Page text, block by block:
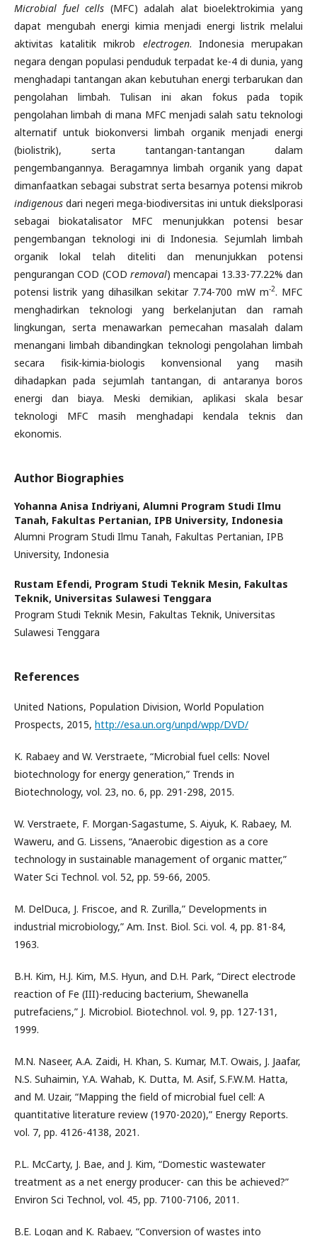
Microbial fuel cells (MFC) adalah alat bioelektrokimia yang
dapat mengubah energi kimia menjadi energi listrik melalui
aktivitas katalitik mikrob electrogen. Indonesia merupakan
negara dengan populasi penduduk terpadat ke-4 di dunia, yang
menghadapi tantangan akan kebutuhan energi terbarukan dan
pengolahan limbah. Tulisan ini akan fokus pada topik
pengolahan limbah di mana MFC menjadi salah satu teknologi
alternatif untuk biokonversi limbah organik menjadi energi
(biolistrik), serta tantangan-tantangan dalam
pengembangannya. Beragamnya limbah organik yang dapat
dimanfaatkan sebagai substrat serta besarnya potensi mikrob
indigenous dari negeri mega-biodiversitas ini untuk diekslporasi
sebagai biokatalisator MFC menunjukkan potensi besar
pengembangan teknologi ini di Indonesia. Sejumlah limbah
organik lokal telah diteliti dan menunjukkan potensi
pengurangan COD (COD removal) mencapai 13.33-77.22% dan
potensi listrik yang dihasilkan sekitar 7.74-700 mW m-2. MFC
menghadirkan teknologi yang berkelanjutan dan ramah
lingkungan, serta menawarkan pemecahan masalah dalam
menangani limbah dibandingkan teknologi pengolahan limbah
secara fisik-kimia-biologis konvensional yang masih
dihadapkan pada sejumlah tantangan, di antaranya boros
energi dan biaya. Meski demikian, aplikasi skala besar
teknologi MFC masih menghadapi kendala teknis dan
ekonomis.
Author Biographies
Yohanna Anisa Indriyani, Alumni Program Studi Ilmu
Tanah, Fakultas Pertanian, IPB University, Indonesia
Alumni Program Studi Ilmu Tanah, Fakultas Pertanian, IPB
University, Indonesia
Rustam Efendi, Program Studi Teknik Mesin, Fakultas
Teknik, Universitas Sulawesi Tenggara
Program Studi Teknik Mesin, Fakultas Teknik, Universitas
Sulawesi Tenggara
References
United Nations, Population Division, World Population
Prospects, 2015, http://esa.un.org/unpd/wpp/DVD/
K. Rabaey and W. Verstraete, “Microbial fuel cells: Novel
biotechnology for energy generation,” Trends in
Biotechnology, vol. 23, no. 6, pp. 291-298, 2015.
W. Verstraete, F. Morgan-Sagastume, S. Aiyuk, K. Rabaey, M.
Waweru, and G. Lissens, “Anaerobic digestion as a core
technology in sustainable management of organic matter,”
Water Sci Technol. vol. 52, pp. 59-66, 2005.
M. DelDuca, J. Friscoe, and R. Zurilla,” Developments in
industrial microbiology,” Am. Inst. Biol. Sci. vol. 4, pp. 81-84,
1963.
B.H. Kim, H.J. Kim, M.S. Hyun, and D.H. Park, “Direct electrode
reaction of Fe (III)-reducing bacterium, Shewanella
putrefaciens,” J. Microbiol. Biotechnol. vol. 9, pp. 127-131,
1999.
M.N. Naseer, A.A. Zaidi, H. Khan, S. Kumar, M.T. Owais, J. Jaafar,
N.S. Suhaimin, Y.A. Wahab, K. Dutta, M. Asif, S.F.W.M. Hatta,
and M. Uzair, “Mapping the field of microbial fuel cell: A
quantitative literature review (1970-2020),” Energy Reports.
vol. 7, pp. 4126-4138, 2021.
P.L. McCarty, J. Bae, and J. Kim, “Domestic wastewater
treatment as a net energy producer- can this be achieved?”
Environ Sci Technol, vol. 45, pp. 7100-7106, 2011.
B.E. Logan and K. Rabaey, “Conversion of wastes into